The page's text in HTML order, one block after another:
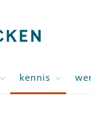
kennis